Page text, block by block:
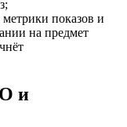
показов и
на предмет
и